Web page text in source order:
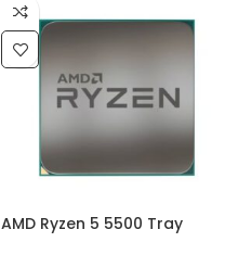
AMD Ryzen 5 5500 Tray